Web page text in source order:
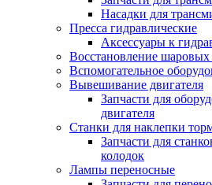
Насадки для
Пресса гидравлические
Аксессуары к
Восстановление
Вспомогательное
Вывешивание двигателя
Запчасти для
двигателя
Станки для наклепки
Запчасти для
колодок
Лампы переносные